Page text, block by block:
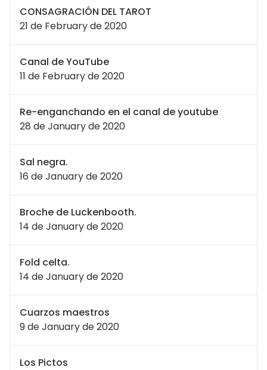
CONSAGRACIÓN DEL TAROT
21 de February de 2020
Canal de YouTube
11 de February de 2020
Re-enganchando en el canal de youtube
28 de January de 2020
Sal negra.
16 de January de 2020
Broche de Luckenbooth.
14 de January de 2020
Fold celta.
14 de January de 2020
Cuarzos maestros
9 de January de 2020
Los Pictos